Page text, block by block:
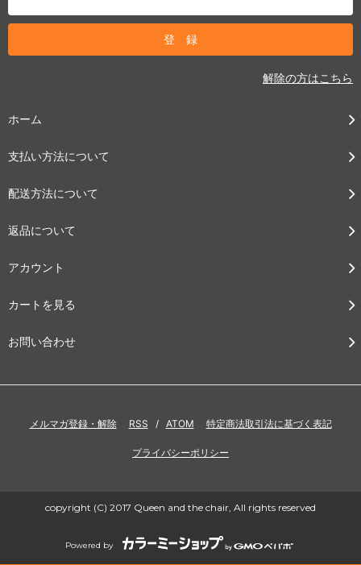
解除の方はこちら
ホーム
支払い方法について
配送方法について
返品について
アカウント
カートを見る
お問い合わせ
メルマガ登録・解除 RSS / ATOM 特定商法取引法に基づく表記
プライバシーポリシー
copyright (C) 2017 Queen and the chair, All rights reserved
Powered by